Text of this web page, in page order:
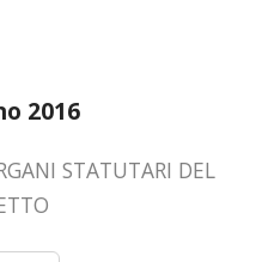
2016
STATUTARI DEL